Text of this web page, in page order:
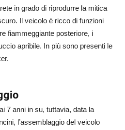
in grado di riprodurre la mitica
Il veicolo è ricco di funzioni
fiammeggiante posteriore, i
apribile. In più sono presenti le
7 anni in su, tuttavia, data la
l’assemblaggio del veicolo